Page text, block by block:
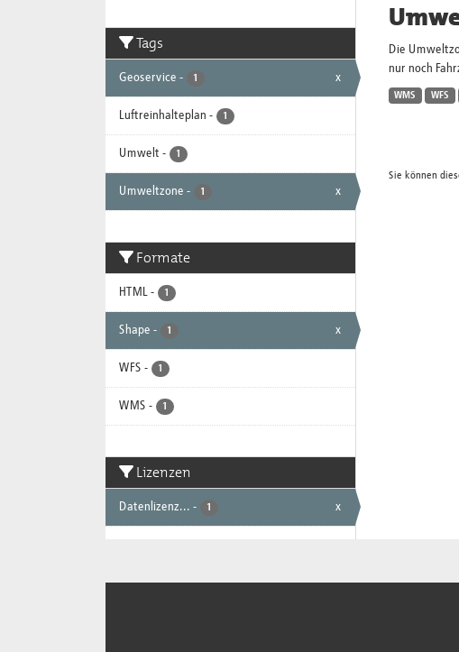
Tags
Geoservice - 1 x
Luftreinhalteplan - 1
Umwelt - 1
Umweltzone - 1 x
Formate
HTML - 1
Shape - 1 x
WFS - 1
WMS - 1
Lizenzen
Datenlizenz... - 1 x
Die
nur noch
WMS WFS
Sie können